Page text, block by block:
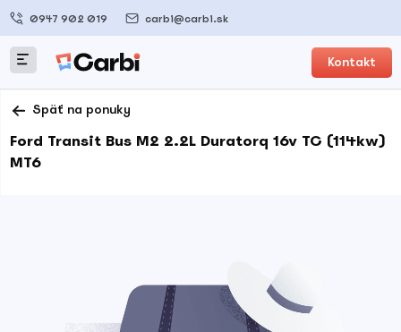
0947 902 019 carbi@carbi.sk
Kontakt
Späť na ponuky
Ford Transit Bus M2 2.2L Duratorq 16v TC (114kw)
MT6